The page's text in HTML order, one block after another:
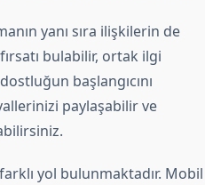
yanı sıra ilişkilerin de
bulabilir, ortak ilgi
başlangıcını
paylaşabilir ve
yol bulunmaktadır. Mobil